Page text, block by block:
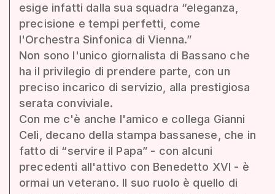
esige infatti dalla sua squadra “eleganza,
precisione e tempi perfetti, come
l'Orchestra Sinfonica di Vienna.”
Non sono l'unico giornalista di Bassano che
ha il privilegio di prendere parte, con un
preciso incarico di servizio, alla prestigiosa
serata conviviale.
Con me c'è anche l'amico e collega Gianni
Celi, decano della stampa bassanese, che in
fatto di “servire il Papa” - con alcuni
precedenti all'attivo con Benedetto XVI - è
ormai un veterano. Il suo ruolo è quello di